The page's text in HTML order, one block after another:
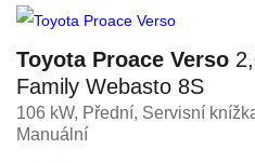
Toyota Proace Verso
Family Webasto 8S
106 kW, Přední, Servisní
Manuální